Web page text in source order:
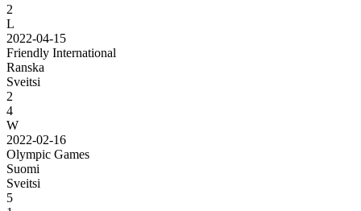
2
L
2022-04-15
Friendly International
Ranska
Sveitsi
2
4
W
2022-02-16
Olympic Games
Suomi
Sveitsi
5